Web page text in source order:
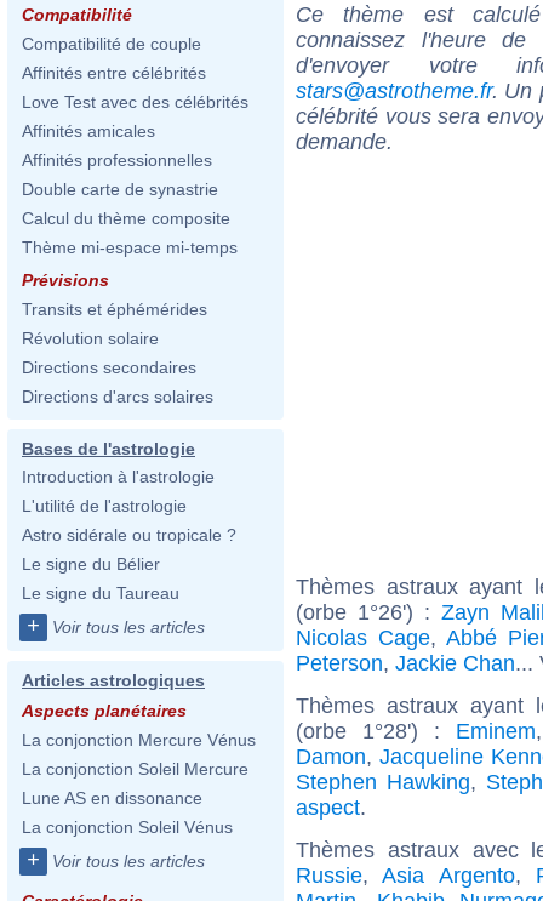
Compatibilité
Compatibilité de couple
Affinités entre célébrités
Love Test avec des célébrités
Affinités amicales
Affinités professionnelles
Double carte de synastrie
Calcul du thème composite
Thème mi-espace mi-temps
Prévisions
Transits et éphémérides
Révolution solaire
Directions secondaires
Directions d'arcs solaires
Bases de l'astrologie
Introduction à l'astrologie
L'utilité de l'astrologie
Astro sidérale ou tropicale ?
Le signe du Bélier
Le signe du Taureau
+ Voir tous les articles
Articles astrologiques
Aspects planétaires
La conjonction Mercure Vénus
La conjonction Soleil Mercure
Lune AS en dissonance
La conjonction Soleil Vénus
+ Voir tous les articles
Ce thème est
connaissez l'heure de
d'envoyer votre
stars@astrotheme.fr. Un
célébrité vous sera
demande.
Thèmes astraux ayant
(orbe 1°26') : Zayn
Nicolas Cage, Abbé
Peterson, Jackie Chan...
Thèmes astraux ayant
(orbe 1°28') : Eminem
Damon, Jacqueline
Stephen Hawking,
aspect.
Thèmes astraux avec
Russie,Asia Argento,